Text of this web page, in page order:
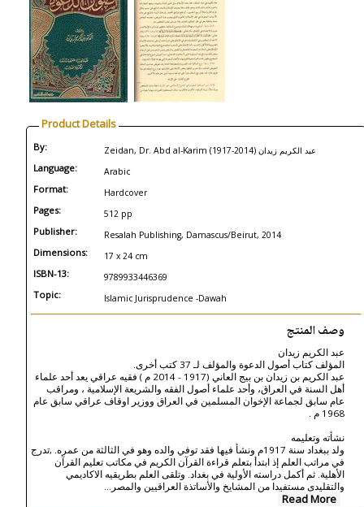
Product Details
By: Zeidan, Dr. Abd al-Karim (1917-2014) عبد الكريم زيدان
Language: Arabic
Format: Hardcover
Pages: 512 pp
Publisher: Resalah Publishing, Damascus/Beirut, 2014
Dimensions: 17 x 24 cm
ISBN-13: 9789933446369
Topic: Islamic Jurisprudence -Dawah
وصف المنتج
عبد الكريم زيدان
المؤلف كتاب أصول الدعوة والمؤلف لـ 37 كتب أخرى.
عبد الكريم بن زيدان بن بيج العاني (1917 - 2014 م ) فقيه عراقي يعد أحد علماء
أهل السنة في العراق، وأحد علماء أصول الفقه والشريعة الإسلامية ، ومراقب
عام سابق لجماعة الإخوان المسلمين في العراق ووزير اوقاف عراقي سابق عام
1968 م .
نشأته وتعليمه
ولد ببغداد سنة 1917م ونشأ فيها فقد توفي والده وهو في الثالثة من عمره. ,تدرج
في مراتب العلم إذ ابتدأ بتعلم قراءة القرآن الكريم في مكاتب تعليم القرآن
الأهلية. ثم أكمل دراسته الأولية في بغداد. وتلقى العلم بطريقيه الاكاديمي
والتقليدي مستفيدا من المشايخ والأساتذة العراقيين والمصر ...
Read More